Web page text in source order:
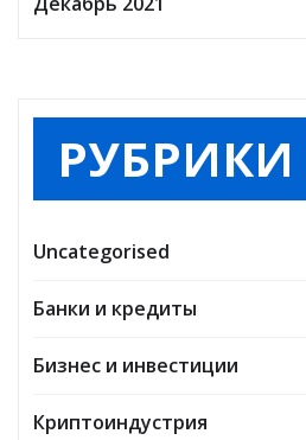
РУБРИКИ
Uncategorised
Банки и кредиты
Бизнес и инвестиции
Криптоиндустрия